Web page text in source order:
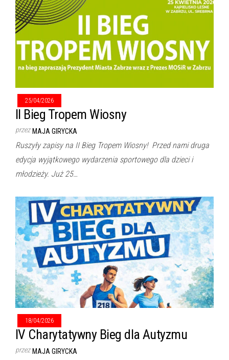
25/04/2026
II Bieg Tropem Wiosny
przez MAJA GIRYCKA
Ruszyły zapisy na II Bieg Tropem Wiosny! Przed nami druga
edycja wyjątkowego wydarzenia sportowego dla dzieci i
młodzieży. Już 25…
18/04/2026
IV Charytatywny Bieg dla Autyzmu
przez MAJA GIRYCKA